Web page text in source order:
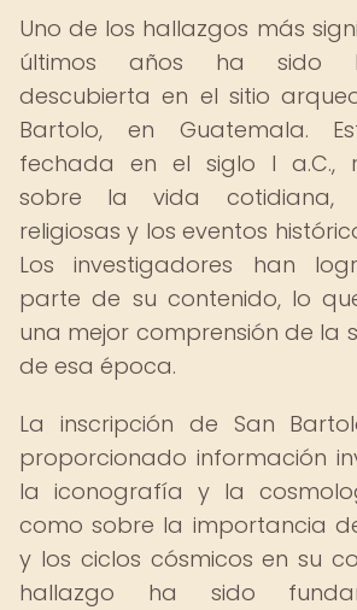
Uno de los hallazgos más
últimos años ha sido
descubierta en el sitio
Bartolo, en Guatemala.
fechada en el siglo I a.C.,
sobre la vida cotidiana,
religiosas y los eventos
Los investigadores han
parte de su contenido, lo
una mejor comprensión de la
de esa época.
La inscripción de San
proporcionado información
la iconografía y la
como sobre la importancia
y los ciclos cósmicos en su
hallazgo ha sido